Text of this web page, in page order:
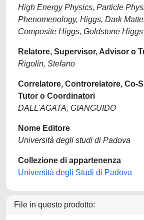
High Energy Physics, Particle
Phenomenology, Higgs, Dark
Composite Higgs, Goldstone Higgs
Relatore, Supervisor, Advisor o
Rigolin, Stefano
Correlatore, Controrelatore, Co-
Tutor o Coordinatori
DALL'AGATA, GIANGUIDO
Nome Editore
Università degli studi di Padova
Collezione di appartenenza
Università degli Studi di Padova
File in questo prodotto: